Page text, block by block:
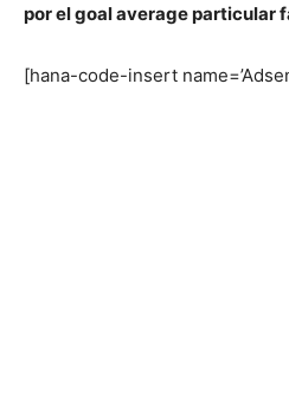
por el goal average particular
[hana-code-insert